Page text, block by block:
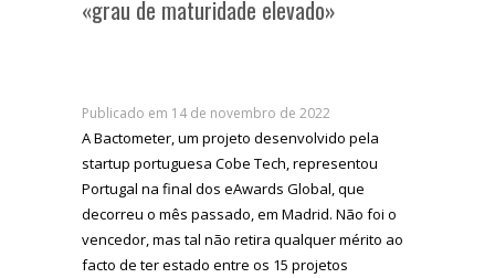
«grau de maturidade elevado»
Publicado em 14 de novembro de 2022
A Bactometer, um projeto desenvolvido pela
startup portuguesa Cobe Tech, representou
Portugal na final dos eAwards Global, que
decorreu o mês passado, em Madrid. Não foi o
vencedor, mas tal não retira qualquer mérito ao
facto de ter estado entre os 15 projetos